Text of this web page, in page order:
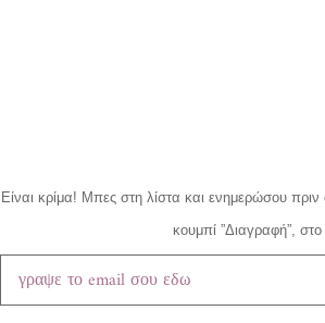
Είναι κρίμα! Μπες στη λίστα και ενημερώσου
κουμπί ”Διαγραφή”,